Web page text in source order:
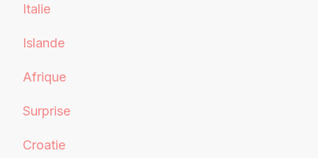
Italie
Islande
Afrique
Surprise
Croatie